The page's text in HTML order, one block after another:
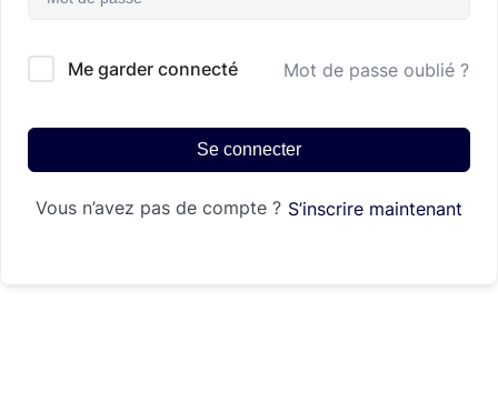
Me garder connecté Mot de passe oublié ?
Se connecter
Vous n’avez pas de compte ? S’inscrire maintenant